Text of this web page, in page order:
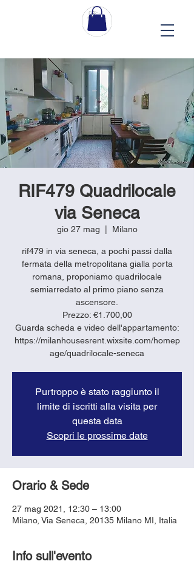
RIF479 Quadrilocale
via Seneca
gio 27 mag Milano
rif479 in via seneca, a pochi passi dalla
fermata della metropolitana gialla porta
romana, proponiamo quadrilocale
semiarredato al primo piano senza
ascensore.
Prezzo: €1.700,00
Guarda scheda e video dell'appartamento:
https://milanhousesrent.wixsite.com/homep
age/quadrilocale-seneca
Purtroppo è stato raggiunto il
limite di iscritti alla visita per
questa data
Scopri le prossime date
Orario & Sede
27 mag 2021, 12:30 – 13:00
Milano, Via Seneca, 20135 Milano MI, Italia
Info sull'evento